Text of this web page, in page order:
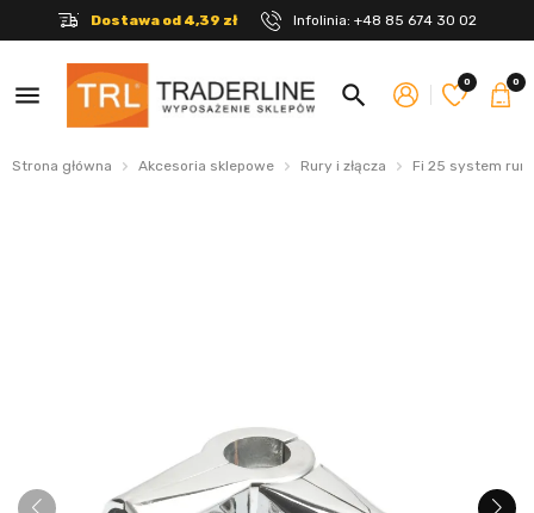
Dostawa od 4,39 zł Infolinia: +48 85 674 30 02
menu search 0 0
Strona główna Akcesoria sklepowe Rury i złącza Fi 25 system